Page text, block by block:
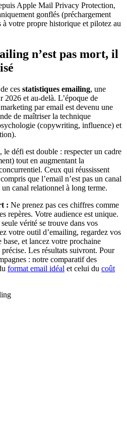
Apple Mail Privacy Protection,
gonflés (préchargement
votre propre historique et pilotez au
n’est pas mort, il
ces statistiques emailing, une
2026 et au-delà. L’époque de
par email est devenu une
de maîtriser la technique
(copywriting, influence) et
le défi est double : respecter un cadre
tout en augmentant la
Ceux qui réussissent
que l’email n’est pas un canal
canal relationnel à long terme.
: Ne prenez pas ces chiffres comme
repères. Votre audience est unique.
vérité se trouve dans vos
votre outil d’emailing, regardez vos
base, et lancez votre prochaine
Les résultats suivront. Pour
: notre comparatif des
format email idéal et celui du coût